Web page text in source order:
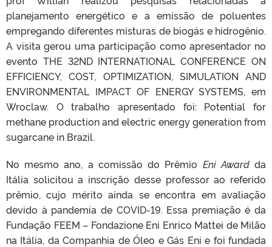
planejamento energético e a emissão de poluentes
empregando diferentes misturas de biogás e hidrogênio.
A visita gerou uma participação como apresentador no
evento THE 32ND INTERNATIONAL CONFERENCE ON
EFFICIENCY, COST, OPTIMIZATION, SIMULATION AND
ENVIRONMENTAL IMPACT OF ENERGY SYSTEMS, em
Wroclaw. O trabalho apresentado foi: Potential for
methane production and electric energy generation from
sugarcane in Brazil.
No mesmo ano, a comissão do Prêmio Eni Awardda
Itália solicitou a inscrição desse professor ao referido
prêmio, cujo mérito ainda se encontra em avaliação
devido à pandemia de COVID-19. Essa premiação é da
Fundação FEEM – Fondazione Eni Enrico Mattei de Milão
na Itália, da Companhia de Óleo e Gás Eni e foi fundada